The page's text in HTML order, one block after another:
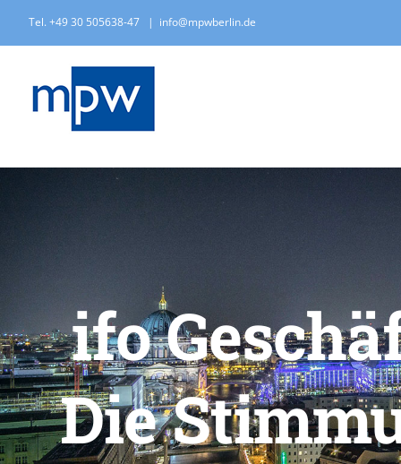
Zum
Inhalt
Tel. +49 30 505638-47 | info@mpwberlin.de
ifo
Die